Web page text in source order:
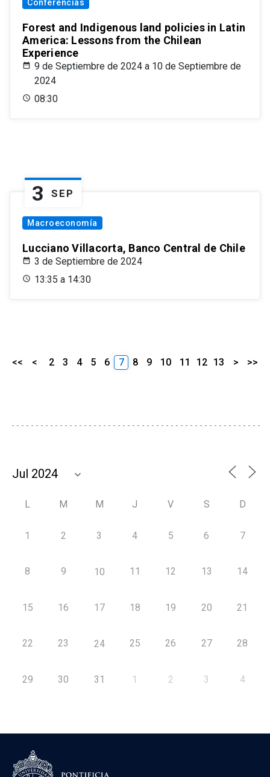
Conferencias
Forest and Indigenous land policies in Latin
America: Lessons from the Chilean
Experience
9 de Septiembre de 2024 a 10 de Septiembre de
2024
08:30
3 SEP
Macroeconomía
Lucciano Villacorta, Banco Central de Chile
3 de Septiembre de 2024
13:35 a 14:30
<< < 2 3 4 5 6 7 8 9 10 11 12 13 > >>
L M M J V S D
1 2 3 4 5 6 7
8 9 10 11 12 13 14
15 16 17 18 19 20 21
22 23 24 25 26 27 28
29 30 31 1 2 3 4